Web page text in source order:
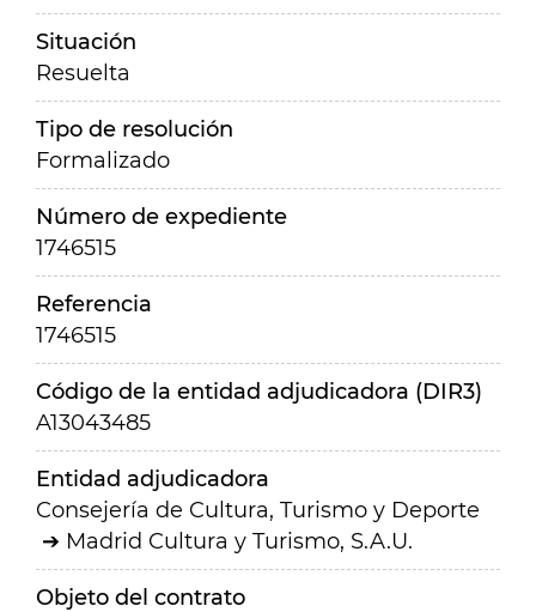
Situación
Resuelta
Tipo de resolución
Formalizado
Número de expediente
1746515
Referencia
1746515
Código de la entidad adjudicadora (DIR3)
A13043485
Entidad adjudicadora
Consejería de Cultura, Turismo y Deporte
Madrid Cultura y Turismo, S.A.U.
Objeto del contrato